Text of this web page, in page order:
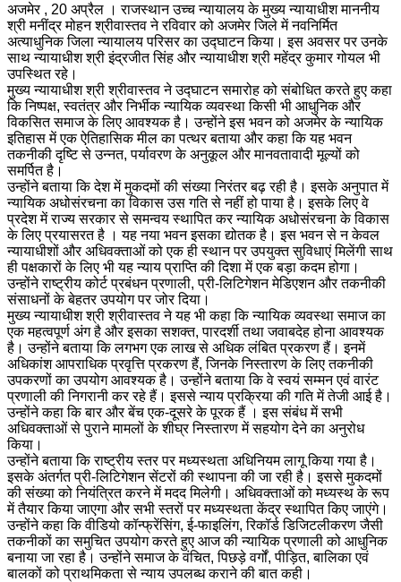
अजमेर , 20 अप्रैल । राजस्थान उच्च न्यायालय के मुख्य न्यायाधीश माननीय
श्री मनींद्र मोहन श्रीवास्तव ने रविवार को अजमेर जिले में नवनिर्मित
अत्याधुनिक जिला न्यायालय परिसर का उद्घाटन किया। इस अवसर पर उनके
साथ न्यायाधीश श्री इंद्रजीत सिंह और न्यायाधीश श्री महेंद्र कुमार गोयल भी
उपस्थित रहे।
मुख्य न्यायाधीश श्री श्रीवास्तव ने उद्घाटन समारोह को संबोधित करते हुए कहा
कि निष्पक्ष, स्वतंत्र और निर्भीक न्यायिक व्यवस्था किसी भी आधुनिक और
विकसित समाज के लिए आवश्यक है। उन्होंने इस भवन को अजमेर के न्यायिक
इतिहास में एक ऐतिहासिक मील का पत्थर बताया और कहा कि यह भवन
तकनीकी दृष्टि से उन्नत, पर्यावरण के अनुकूल और मानवतावादी मूल्यों को
समर्पित है।
उन्होंने बताया कि देश में मुकदमों की संख्या निरंतर बढ़ रही है। इसके अनुपात में
न्यायिक अधोसंरचना का विकास उस गति से नहीं हो पाया है। इसके लिए वे
प्रदेश में राज्य सरकार से समन्वय स्थापित कर न्यायिक अधोसंरचना के विकास
के लिए प्रयासरत है । यह नया भवन इसका द्योतक है। इस भवन से न केवल
न्यायाधीशों और अधिवक्ताओं को एक ही स्थान पर उपयुक्त सुविधाएं मिलेंगी साथ
ही पक्षकारों के लिए भी यह न्याय प्राप्ति की दिशा में एक बड़ा कदम होगा।
उन्होंने राष्ट्रीय कोर्ट प्रबंधन प्रणाली, प्री-लिटिगेशन मेडिएशन और तकनीकी
संसाधनों के बेहतर उपयोग पर जोर दिया।
मुख्य न्यायाधीश श्री श्रीवास्तव ने यह भी कहा कि न्यायिक व्यवस्था समाज का
एक महत्वपूर्ण अंग है और इसका सशक्त, पारदर्शी तथा जवाबदेह होना आवश्यक
है। उन्होंने बताया कि लगभग एक लाख से अधिक लंबित प्रकरण हैं। इनमें
अधिकांश आपराधिक प्रवृत्ति प्रकरण हैं, जिनके निस्तारण के लिए तकनीकी
उपकरणों का उपयोग आवश्यक है। उन्होंने बताया कि वे स्वयं सम्मन एवं वारंट
प्रणाली की निगरानी कर रहे हैं। इससे न्याय प्रक्रिया की गति में तेजी आई है।
उन्होंने कहा कि बार और बेंच एक-दूसरे के पूरक हैं । इस संबंध में सभी
अधिवक्ताओं से पुराने मामलों के शीघ्र निस्तारण में सहयोग देने का अनुरोध
किया।
उन्होंने बताया कि राष्ट्रीय स्तर पर मध्यस्थता अधिनियम लागू किया गया है।
इसके अंतर्गत प्री-लिटिगेशन सेंटरों की स्थापना की जा रही है। इससे मुकदमों
की संख्या को नियंत्रित करने में मदद मिलेगी। अधिवक्ताओं को मध्यस्थ के रूप
में तैयार किया जाएगा और सभी स्तरों पर मध्यस्थता केंद्र स्थापित किए जाएंगे।
उन्होंने कहा कि वीडियो कॉन्फ्रेंसिंग, ई-फाइलिंग, रिकॉर्ड डिजिटलीकरण जैसी
तकनीकों का समुचित उपयोग करते हुए आज की न्यायिक प्रणाली को आधुनिक
बनाया जा रहा है। उन्होंने समाज के वंचित, पिछड़े वर्गों, पीड़ित, बालिका एवं
बालकों को प्राथमिकता से न्याय उपलब्ध कराने की बात कही।